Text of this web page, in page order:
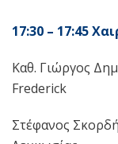
17:30 – 17:45
Καθ. Γιώργος
Frederick
Στέφανος